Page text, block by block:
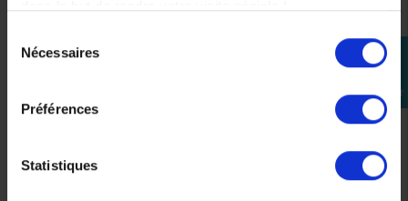
Nécessaires
Préférences
Statistiques
perm_identity
connecter